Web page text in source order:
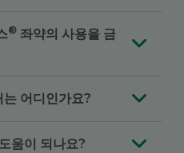
® 좌약의 사용을 금
어디인가요?
움이 되나요?